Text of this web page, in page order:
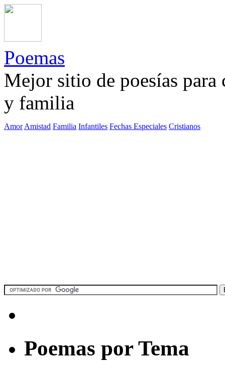
Poemas
Mejor sitio de poesías
y familia
Amor Amistad Familia Infantiles Fechas Especiales Cristianos
Poemas por Tema